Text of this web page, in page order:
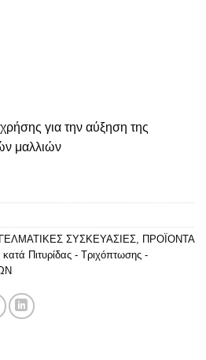
για την αύξηση της
μαλλιών
ΣΥΣΚΕΥΑΣΙΕΣ, ΠΡΟΪΟΝΤΑ
Πιτυρίδας - Τριχόπτωσης -